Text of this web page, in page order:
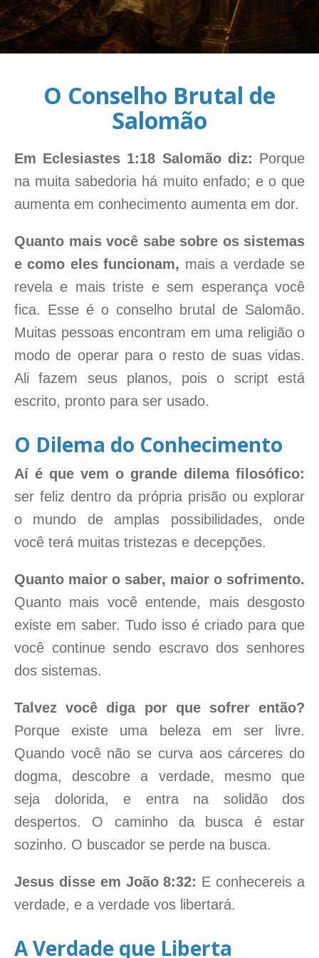
O Conselho Brutal de
Salomão
Em Eclesiastes 1:18 Salomão diz: Porque
na muita sabedoria há muito enfado; e o que
aumenta em conhecimento aumenta em dor.
Quanto mais você sabe sobre os sistemas
e como eles funcionam, mais a verdade se
revela e mais triste e sem esperança você
fica. Esse é o conselho brutal de Salomão.
Muitas pessoas encontram em uma religião o
modo de operar para o resto de suas vidas.
Ali fazem seus planos, pois o script está
escrito, pronto para ser usado.
O Dilema do Conhecimento
Aí é que vem o grande dilema filosófico:
ser feliz dentro da própria prisão ou explorar
o mundo de amplas possibilidades, onde
você terá muitas tristezas e decepções.
Quanto maior o saber, maior o sofrimento.
Quanto mais você entende, mais desgosto
existe em saber. Tudo isso é criado para que
você continue sendo escravo dos senhores
dos sistemas.
Talvez você diga por que sofrer então?
Porque existe uma beleza em ser livre.
Quando você não se curva aos cárceres do
dogma, descobre a verdade, mesmo que
seja dolorida, e entra na solidão dos
despertos. O caminho da busca é estar
sozinho. O buscador se perde na busca.
Jesus disse em João 8:32: E conhecereis a
verdade, e a verdade vos libertará.
A Verdade que Liberta